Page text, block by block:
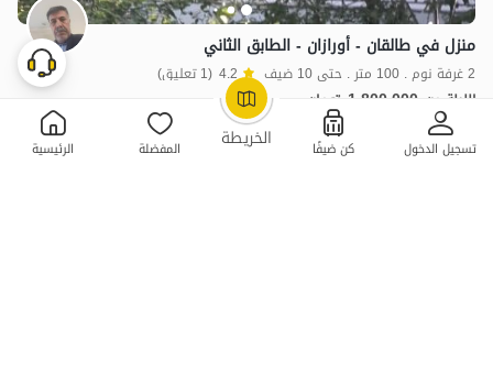
الخريطة تسجيل الدخول كن ضيفًا المفضلة الرئيسية
OpenStreetMap
منزل في طالقان - أورازان - الطابق الثاني
2 غرفة نوم . 100 متر . حتى 10 ضيف 4.2 (1 تعليق)
الليلة من 1,800,000 تومان
10٪ خصم من ليلة 3